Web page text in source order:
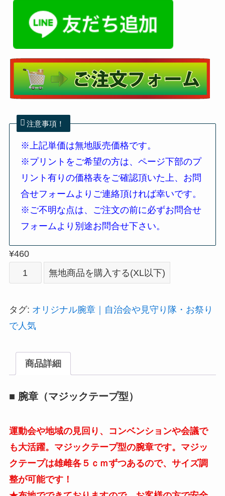
注意事項！
※上記単価は無地販売価格です。
※プリントをご希望の方は、ページ下部のプ
リント有りの価格表をご確認頂いた上、お問
合せフォームよりご連絡頂ければ幸いです。
※ ご不明な点は、ご注文の前に必ずお問合せ
フォームより別途お問合せ下さい。
¥460
廃
（マ
ク
ー
プ
型）
★
無地商品を購入する(XL以下)
タグ: オリジナル腕章｜自治会や見守り隊・お祭り
で人気
商品詳細
■ 腕章（マジックテープ型）
運動会や地域の見回り、コンベンションや会議で
も大活躍。マジックテープ型の腕章です。マジッ
クテープは雄雌各５ｃｍずつあるので、サイズ調
整が可能です！